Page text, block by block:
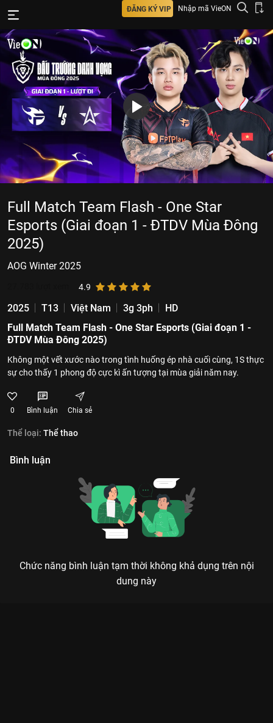
ĐĂNG KÝ VIP Nhập mã VieON
Full Match Team Flash - One Star
Esports (Giai đoạn 1 - ĐTDV Mùa Đông
2025)
AOG Winter 2025
4.9
2025 T13 Việt Nam 3g 3ph
HD
Full Match Team Flash - One Star Esports (Giai đoạn 1 -
ĐTDV Mùa Đông 2025)
Không một vết xước nào trong tình huống ép nhà cuối cùng, 1S thực
sự cho thấy 1 phong độ cực kì ấn tượng tại mùa giải năm nay.
0 Bình luận Chia sẻ
Thể loại: Thể thao
Bình luận
Chức năng bình luận tạm thời không khả dụng trên nội
dung này